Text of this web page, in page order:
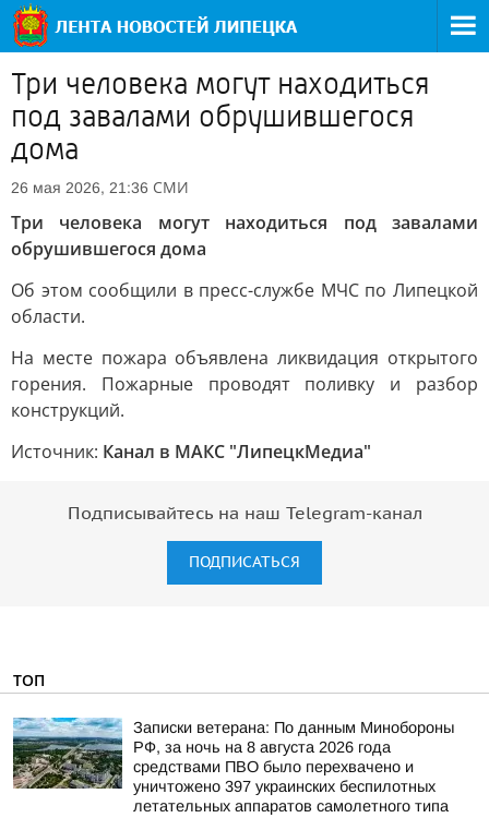
Три человека могут находиться
под завалами обрушившегося
дома
26 мая 2026, 21:36 СМИ
Три человека могут находиться под завалами
обрушившегося дома
Об этом сообщили в пресс-службе МЧС по Липецкой
области.
На месте пожара объявлена ликвидация открытого
горения. Пожарные проводят поливку и разбор
конструкций.
Источник: Канал в МАКС "ЛипецкМедиа"
Подписывайтесь на наш Telegram-канал
ПОДПИСАТЬСЯ
ТОП
Записки ветерана: По данным Минобороны
РФ, за ночь на 8 августа 2026 года
средствами ПВО было перехвачено и
уничтожено 397 украинских беспилотных
летательных аппаратов самолетного типа